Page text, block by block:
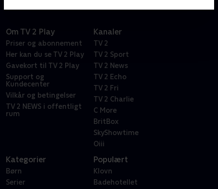
Om TV 2 Play
Priser og abonnement
Her kan du se TV 2 Play
Gavekort til TV 2 Play
Support og
Kundecenter
Vilkår og betingelser
TV 2 NEWS i offentligt
rum
Kanaler
TV 2
TV 2 Sport
TV 2 News
TV 2 Echo
TV 2 Fri
TV 2 Charlie
C More
BritBox
SkyShowtime
Oiii
Kategorier
Børn
Serier
Populært
Klovn
Badehotellet